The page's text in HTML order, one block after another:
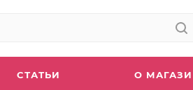
СТАТЬИ О